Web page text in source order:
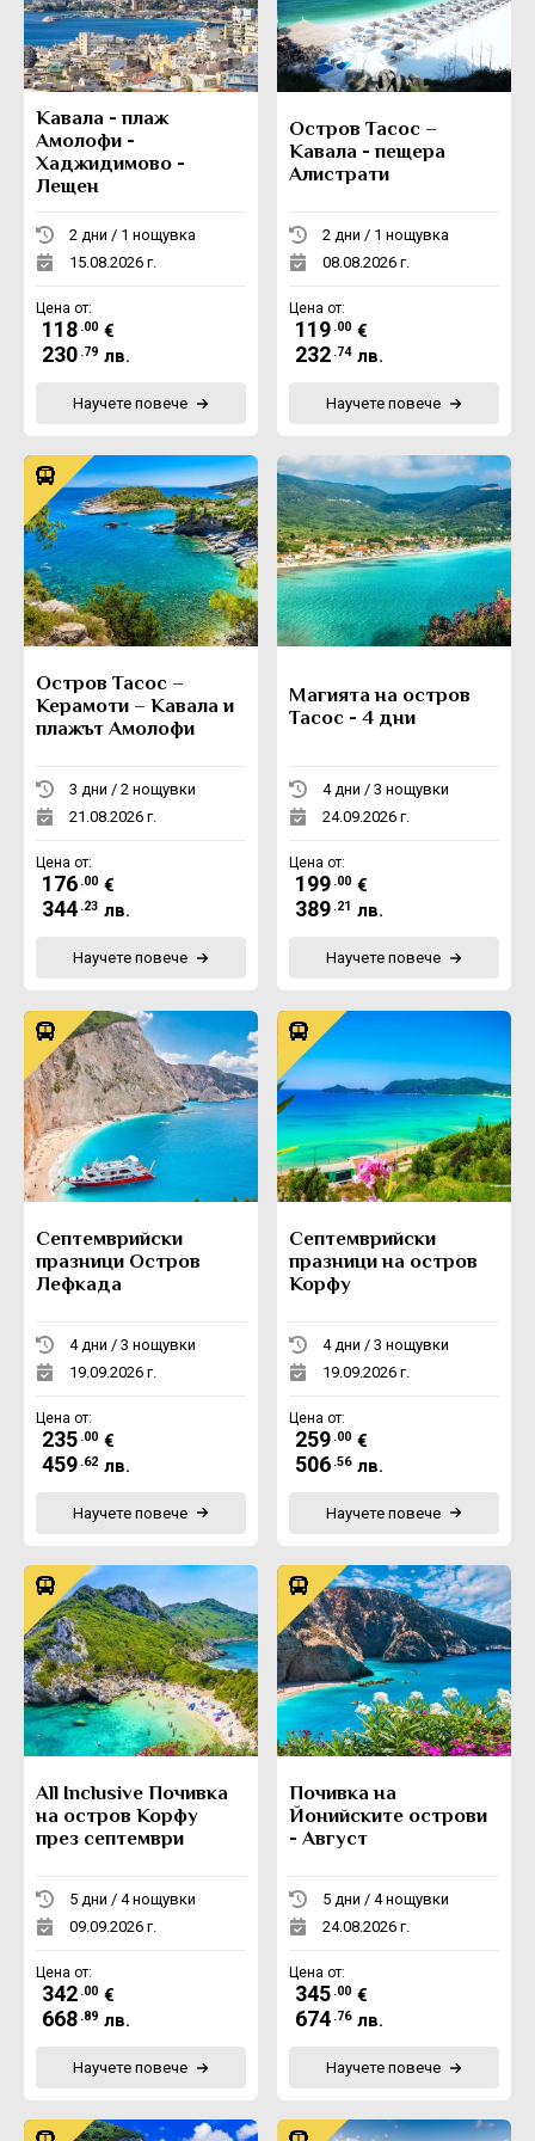
Екскурзии в Румъния
Кавала - плаж
Амолофи -
Хаджидимово -
Лещен
2 дни / 1 нощувка
15.08.2026 г.
Цена от:
118 .00 €
230 .79 лв.
Научете повече
Остров Тасос –
Кавала - пещера
Алистрати
2 дни / 1 нощувка
08.08.2026 г.
Цена от:
119 .00 €
232 .74 лв.
Научете повече
Остров Тасос –
Керамоти – Кавала и
плажът Амолофи
3 дни / 2 нощувки
21.08.2026 г.
Цена от:
176 .00 €
344 .23 лв.
Научете повече
Магията на остров
Тасос - 4 дни
4 дни / 3 нощувки
24.09.2026 г.
Цена от:
199 .00 €
389 .21 лв.
Научете повече
Септемврийски
празници Остров
Лефкада
4 дни / 3 нощувки
19.09.2026 г.
Цена от:
235 .00 €
459 .62 лв.
Научете повече
Септемврийски
празници на остров
Корфу
4 дни / 3 нощувки
19.09.2026 г.
Цена от:
259 .00 €
506 .56 лв.
Научете повече
All Inclusive Почивка
на остров Корфу
през септември
5 дни / 4 нощувки
09.09.2026 г.
Цена от:
342 .00 €
668 .89 лв.
Научете повече
Почивка на
Йонийските острови
- Август
5 дни / 4 нощувки
24.08.2026 г.
Цена от:
345 .00 €
674 .76 лв.
Научете повече